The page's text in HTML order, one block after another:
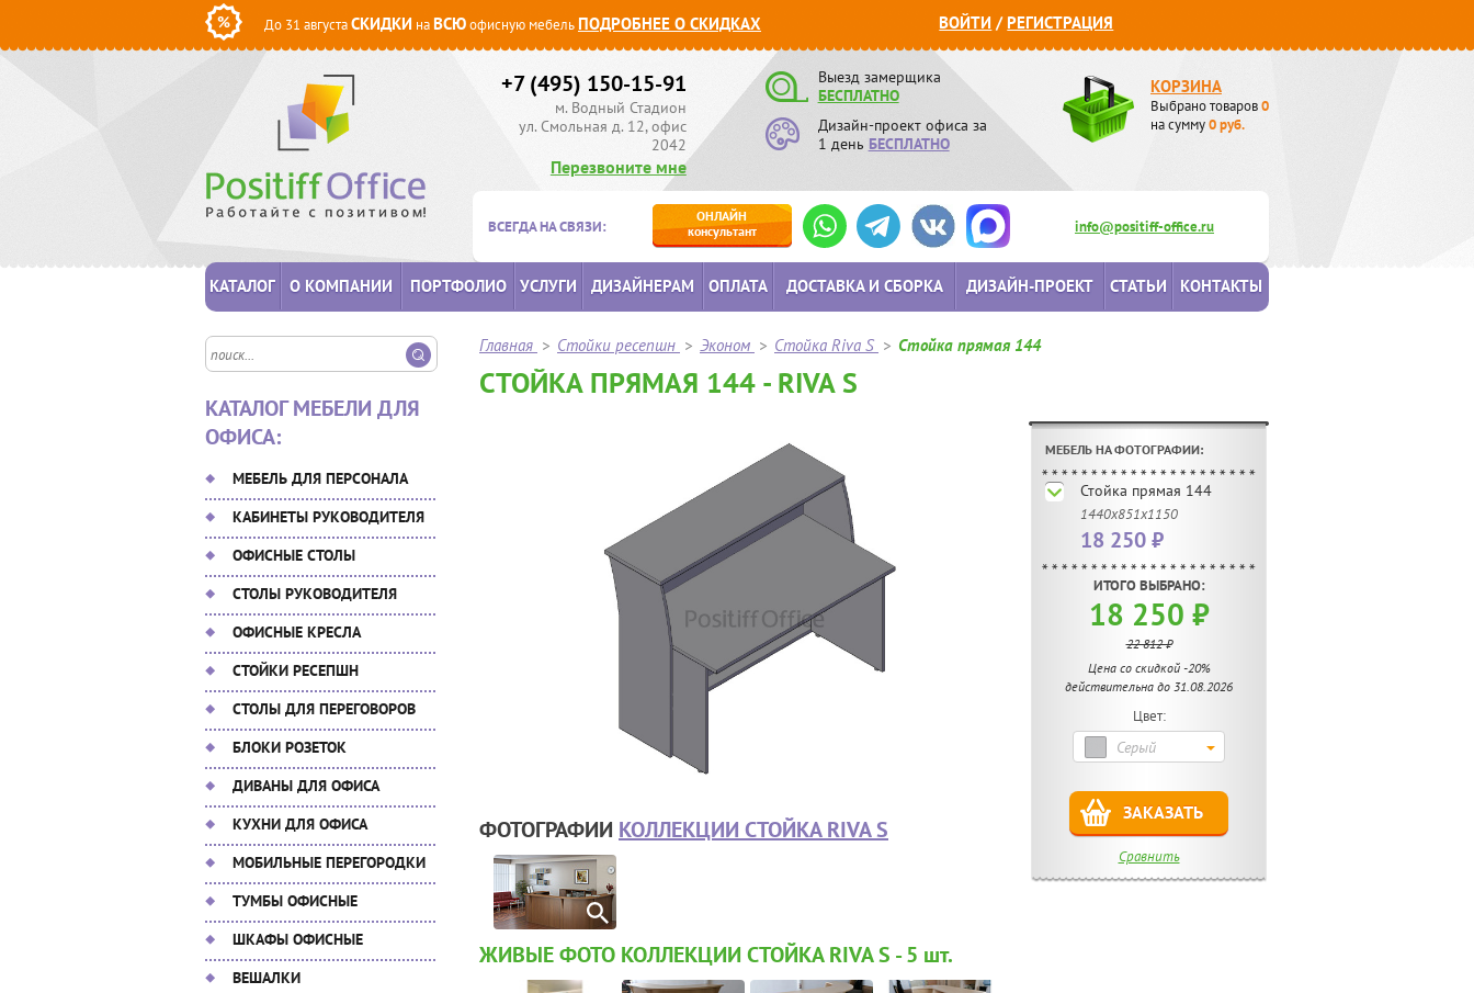
До 31 августаСКИДКИ наВСЮофисную мебельПОДРОБНЕЕ О СКИДКАХ ВОЙТИ /РЕГИСТРАЦИЯ
+7 (495) 150-15-91
м. Водный Стадион
ул. Смольная д. 12, офис
2042
Перезвоните мне
Выезд замерщика
БЕСПЛАТНО
Дизайн-проект офиса за
1 день БЕСПЛАТНО
КОРЗИНА
Выбрано товаров0
на сумму0руб.
ВСЕГДА НА СВЯЗИ:
ОНЛАЙН
консультант
info@positiff-office.ru
КАТАЛОГ О КОМПАНИИ ПОРТФОЛИО УСЛУГИ ДИЗАЙНЕРАМ ОПЛАТА ДОСТАВКА И СБОРКА ДИЗАЙН-ПРОЕКТ СТАТЬИ КОНТАКТЫ
КАТАЛОГ МЕБЕЛИ ДЛЯ
ОФИСА:
МЕБЕЛЬ ДЛЯ ПЕРСОНАЛА
КАБИНЕТЫ РУКОВОДИТЕЛЯ
ОФИСНЫЕ СТОЛЫ
СТОЛЫ РУКОВОДИТЕЛЯ
ОФИСНЫЕ КРЕСЛА
СТОЙКИ РЕСЕПШН
СТОЛЫ ДЛЯ ПЕРЕГОВОРОВ
БЛОКИ РОЗЕТОК
ДИВАНЫ ДЛЯ ОФИСА
КУХНИ ДЛЯ ОФИСА
МОБИЛЬНЫЕ ПЕРЕГОРОДКИ
ТУМБЫ ОФИСНЫЕ
ШКАФЫ ОФИСНЫЕ
ВЕШАЛКИ
Главная > Стойки ресепшн > Эконом > Стойка Riva S > Стойка прямая 144
СТОЙКА ПРЯМАЯ 144 - RIVA S
ФОТОГРАФИИ КОЛЛЕКЦИИ СТОЙКА RIVA S
ЖИВЫЕ ФОТО КОЛЛЕКЦИИ СТОЙКА RIVA S - 5 шт.
МЕБЕЛЬ НА ФОТОГРАФИИ:
Стойка прямая 144
1440х851х1150
18 250 ₽
ИТОГО ВЫБРАНО:
18 250 ₽
22 812 ₽
Цена со скидкой -20%
действительна до 31.08.2026
Цвет:
Серый
ЗАКАЗАТЬ
Сравнить